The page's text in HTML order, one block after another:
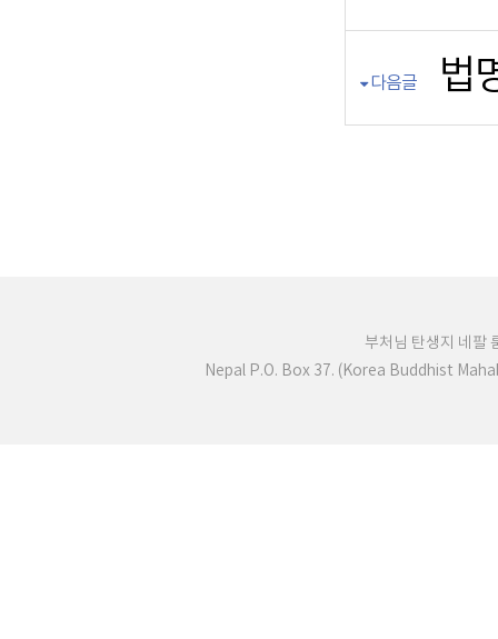
다음글 법
부처님 탄생지 네팔
Nepal P.O. Box 37. (Korea Buddhist